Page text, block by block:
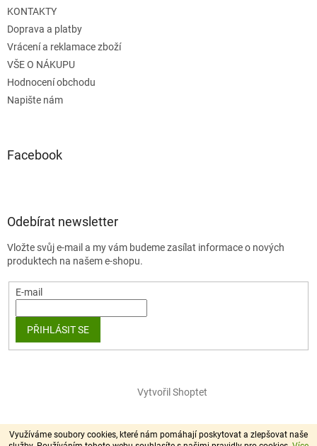
Využíváme soubory cookies, které nám pomáhají poskytovat a zlepšovat naše
KONTAKTY
Doprava a platby
Vrácení a reklamace zboží
VŠE O NÁKUPU
Hodnocení obchodu
Napište nám
Facebook
Odebírat newsletter
Vložte svůj e-mail a my vám budeme zasílat informace o nových
produktech na našem e-shopu.
E-mail
PŘIHLÁSIT SE
Vytvořil Shoptet
Copyright 2026chlupík.cz. Všechna práva vyhrazena.